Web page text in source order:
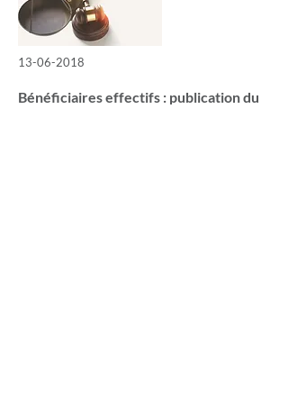
13-06-2018
Bénéficiaires effectifs : publication du